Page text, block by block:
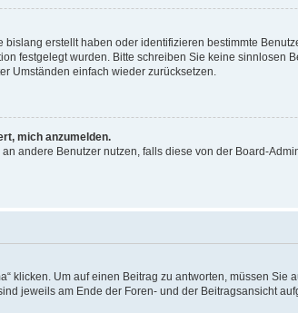
erstellt haben oder identifizieren bestimmte
festgelegt wurden. Bitte schreiben Sie keine
Umständen einfach wieder zurücksetzen.
mich anzumelden.
andere Benutzer nutzen, falls diese von der Board-
klicken. Um auf einen Beitrag zu antworten, müssen Sie
jeweils am Ende der Foren- und der Beitragsansicht